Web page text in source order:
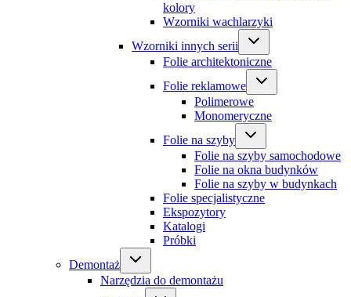
kolory
Wzorniki wachlarzyki
Wzorniki innych serii
Folie architektoniczne
Folie reklamowe
Polimerowe
Monomeryczne
Folie na szyby
Folie na szyby samochodowe
Folie na okna budynków
Folie na szyby w budynkach
Folie specjalistyczne
Ekspozytory
Katalogi
Próbki
Demontaż
Narzędzia do demontażu